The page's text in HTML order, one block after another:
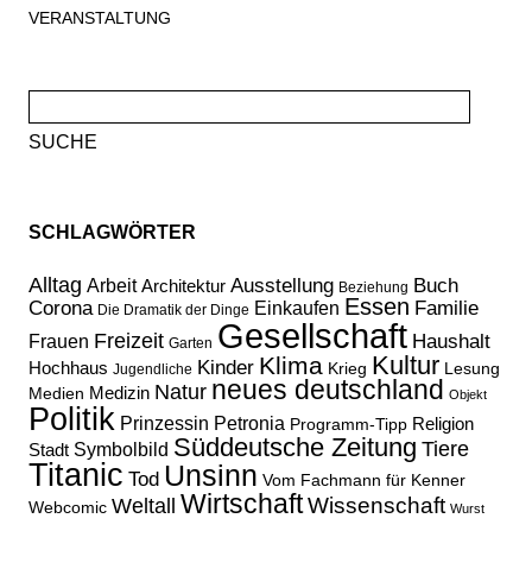
VERANSTALTUNG
nach:
SCHLAGWÖRTER
Alltag Arbeit Architektur Ausstellung Beziehung Buch
Corona Die Dramatik der Dinge Einkaufen Essen Familie
Frauen Freizeit Garten Gesellschaft Haushalt
Hochhaus Jugendliche Kinder Klima Krieg Kultur Lesung
Medien Medizin Natur neues deutschland Objekt
Politik Prinzessin Petronia Programm-Tipp Religion
Stadt Symbolbild Süddeutsche Zeitung Tiere
Titanic Tod Unsinn Vom Fachmann für Kenner
Webcomic Weltall WirtschaftWissenschaft Wurst